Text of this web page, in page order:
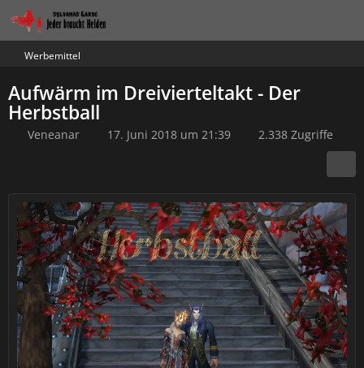
Werbemittel
Aufwärm im Dreivierteltakt - Der
Herbstball
Veneanar 17. Juni 2018 um 21:39 2.338 Zugriffe